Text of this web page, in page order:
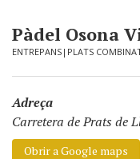
Pàdel Osona
ENTREPANS|PLATS
Adreça
Carretera de Prats de
Obrir a Google maps